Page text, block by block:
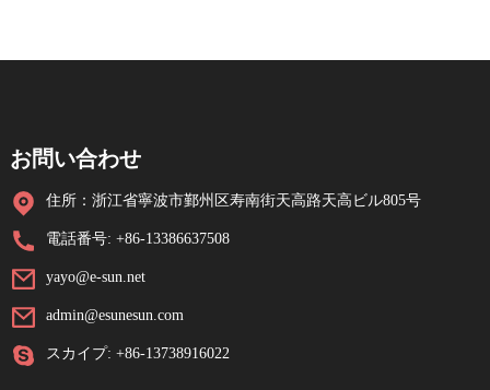
お問い合わせ
住所：浙江省寧波市鄞州区寿南街天高路天高ビル805号
電話番号: +86-13386637508
yayo@e-sun.net
admin@esunesun.com
スカイプ: +86-13738916022